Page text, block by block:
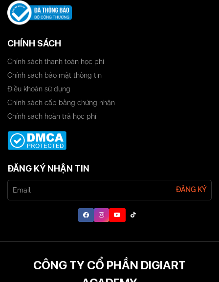
CHÍNH SÁCH
Chính sách thanh toán học phí
Chính sách bảo mật thông tin
Điều khoản sử dụng
Chính sách cấp bằng chứng nhận
Chính sách hoàn trả học phí
ĐĂNG KÝ NHẬN TIN
ĐĂNG KÝ
CÔNG TY CỔ PHẦN DIGIART